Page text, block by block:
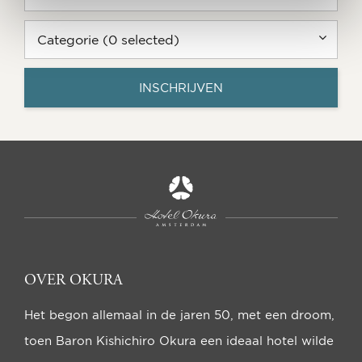
Categorie (0 selected)
INSCHRIJVEN
OVER OKURA
Het begon allemaal in de jaren 50, met een droom,
toen Baron Kishichiro Okura een ideaal hotel wilde